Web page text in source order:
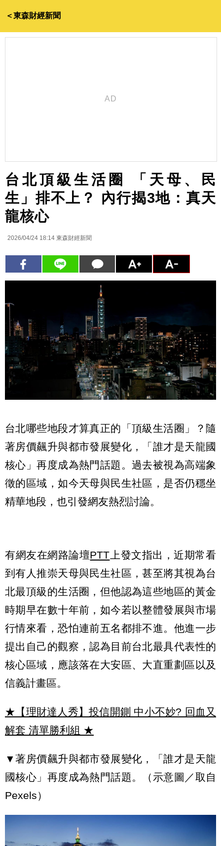
＜東森財經新聞
台北頂級生活圈 「天母、民
生」排不上？ 內行揭3地：真天
龍核心
2026/04/24 18:14 東森財經新聞
台北哪些地段才算真正的「頂級生活圈」？隨
著房價飆升與都市發展變化，「誰才是天龍國
核心」再度成為熱門話題。過去被視為高端象
徵的區域，如今天母與民生社區，是否仍穩坐
精華地段，也引發網友熱烈討論。
有網友在網路論壇PTT 上發文指出，近期常看
到有人推崇天母與民生社區，甚至將其視為台
北最頂級的生活圈，但他認為這些地區的黃金
時期早在數十年前，如今若以整體發展與市場
行情來看，恐怕連前五名都排不進。他進一步
提出自己的觀察，認為目前台北最具代表性的
核心區域，應該落在大安區、大直重劃區以及
信義計畫區。
★【理財達人秀】投信開鍘 中小不妙? 回血又
解套 清單勝利組 ★
▼著房價飆升與都市發展變化，「誰才是天龍
國核心」再度成為熱門話題。（示意圖／取自
Pexels）